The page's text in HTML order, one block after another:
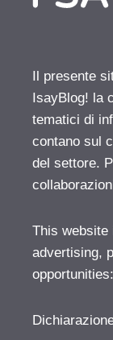
Il presente
IsayBlog! la
tematici di
contano sul
del settore.
This website
advertising,
opportunities: